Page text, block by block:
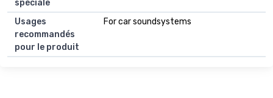
spéciale
Usages
recommandés
pour le produit
For car soundsystems